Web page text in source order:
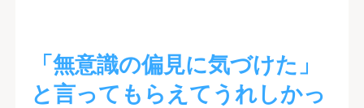
「無意識の偏見に気づけた」
と言ってもらえてうれしかっ